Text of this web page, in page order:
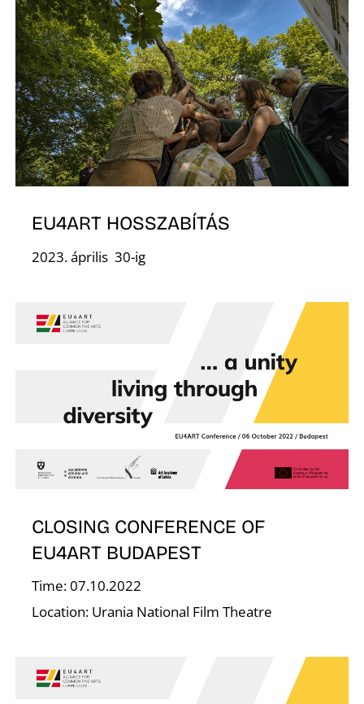
EU4ART HOSSZABÍTÁS
2023. április 30-ig
CLOSING CONFERENCE OF
EU4ART BUDAPEST
Time: 07.10.2022
Location: Urania National Film Theatre